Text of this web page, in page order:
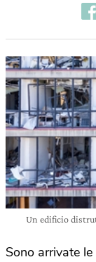
Un edificio
Sono arrivate